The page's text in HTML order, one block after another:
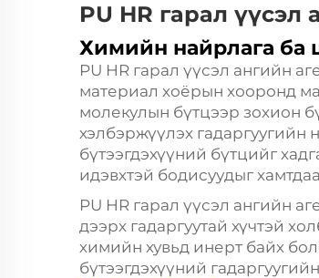
PU HR гарал үүсэл
Химийн найрлага ба
PU HR гарал үүсэл ангийн
материал хоёрын хооронд
молекулын бүтцээр зохион
хэлбэржүүлэх гадаргуугийн
бүтээгдэхүүний бүтцийг
идэвхтэй бодисуудыг
PU HR гарал үүсэл ангийн
дээрх гадаргуутай хүчтэй
химийн хувьд инерт байх
бүтээгдэхүүний